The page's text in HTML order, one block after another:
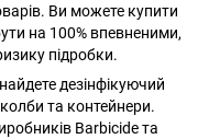
Ви можете купити
на 100% впевненими,
підробки.
дезінфікуючий
та контейнери.
Barbicide та